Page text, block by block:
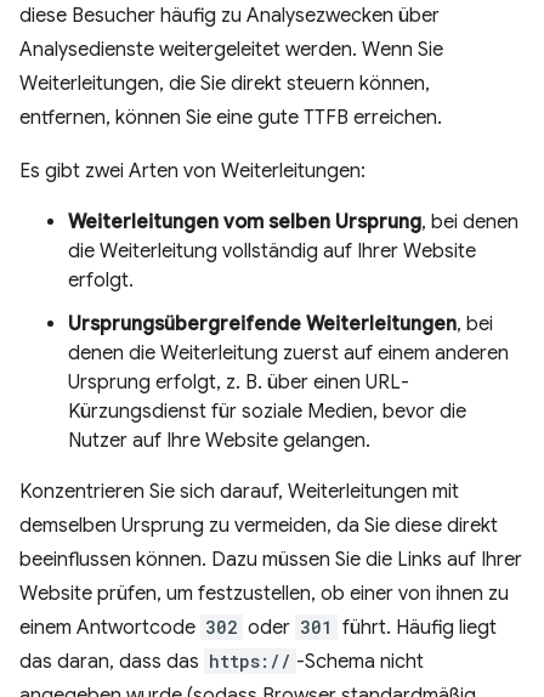
diese Besucher häufig zu Analysezwecken über
Analysedienste weitergeleitet werden. Wenn Sie
Weiterleitungen, die Sie direkt steuern können,
entfernen, können Sie eine gute TTFB erreichen.
Es gibt zwei Arten von Weiterleitungen:
Weiterleitungen vom selben Ursprung, bei denen
die Weiterleitung vollständig auf Ihrer Website
erfolgt.
Ursprungsübergreifende Weiterleitungen, bei
denen die Weiterleitung zuerst auf einem anderen
Ursprung erfolgt, z. B. über einen URL-
Kürzungsdienst für soziale Medien, bevor die
Nutzer auf Ihre Website gelangen.
Konzentrieren Sie sich darauf, Weiterleitungen mit
demselben Ursprung zu vermeiden, da Sie diese direkt
beeinflussen können. Dazu müssen Sie die Links auf Ihrer
Website prüfen, um festzustellen, ob einer von ihnen zu
einem Antwortcode 302 oder 301 führt. Häufig liegt
das daran, dass das https:// -Schema nicht